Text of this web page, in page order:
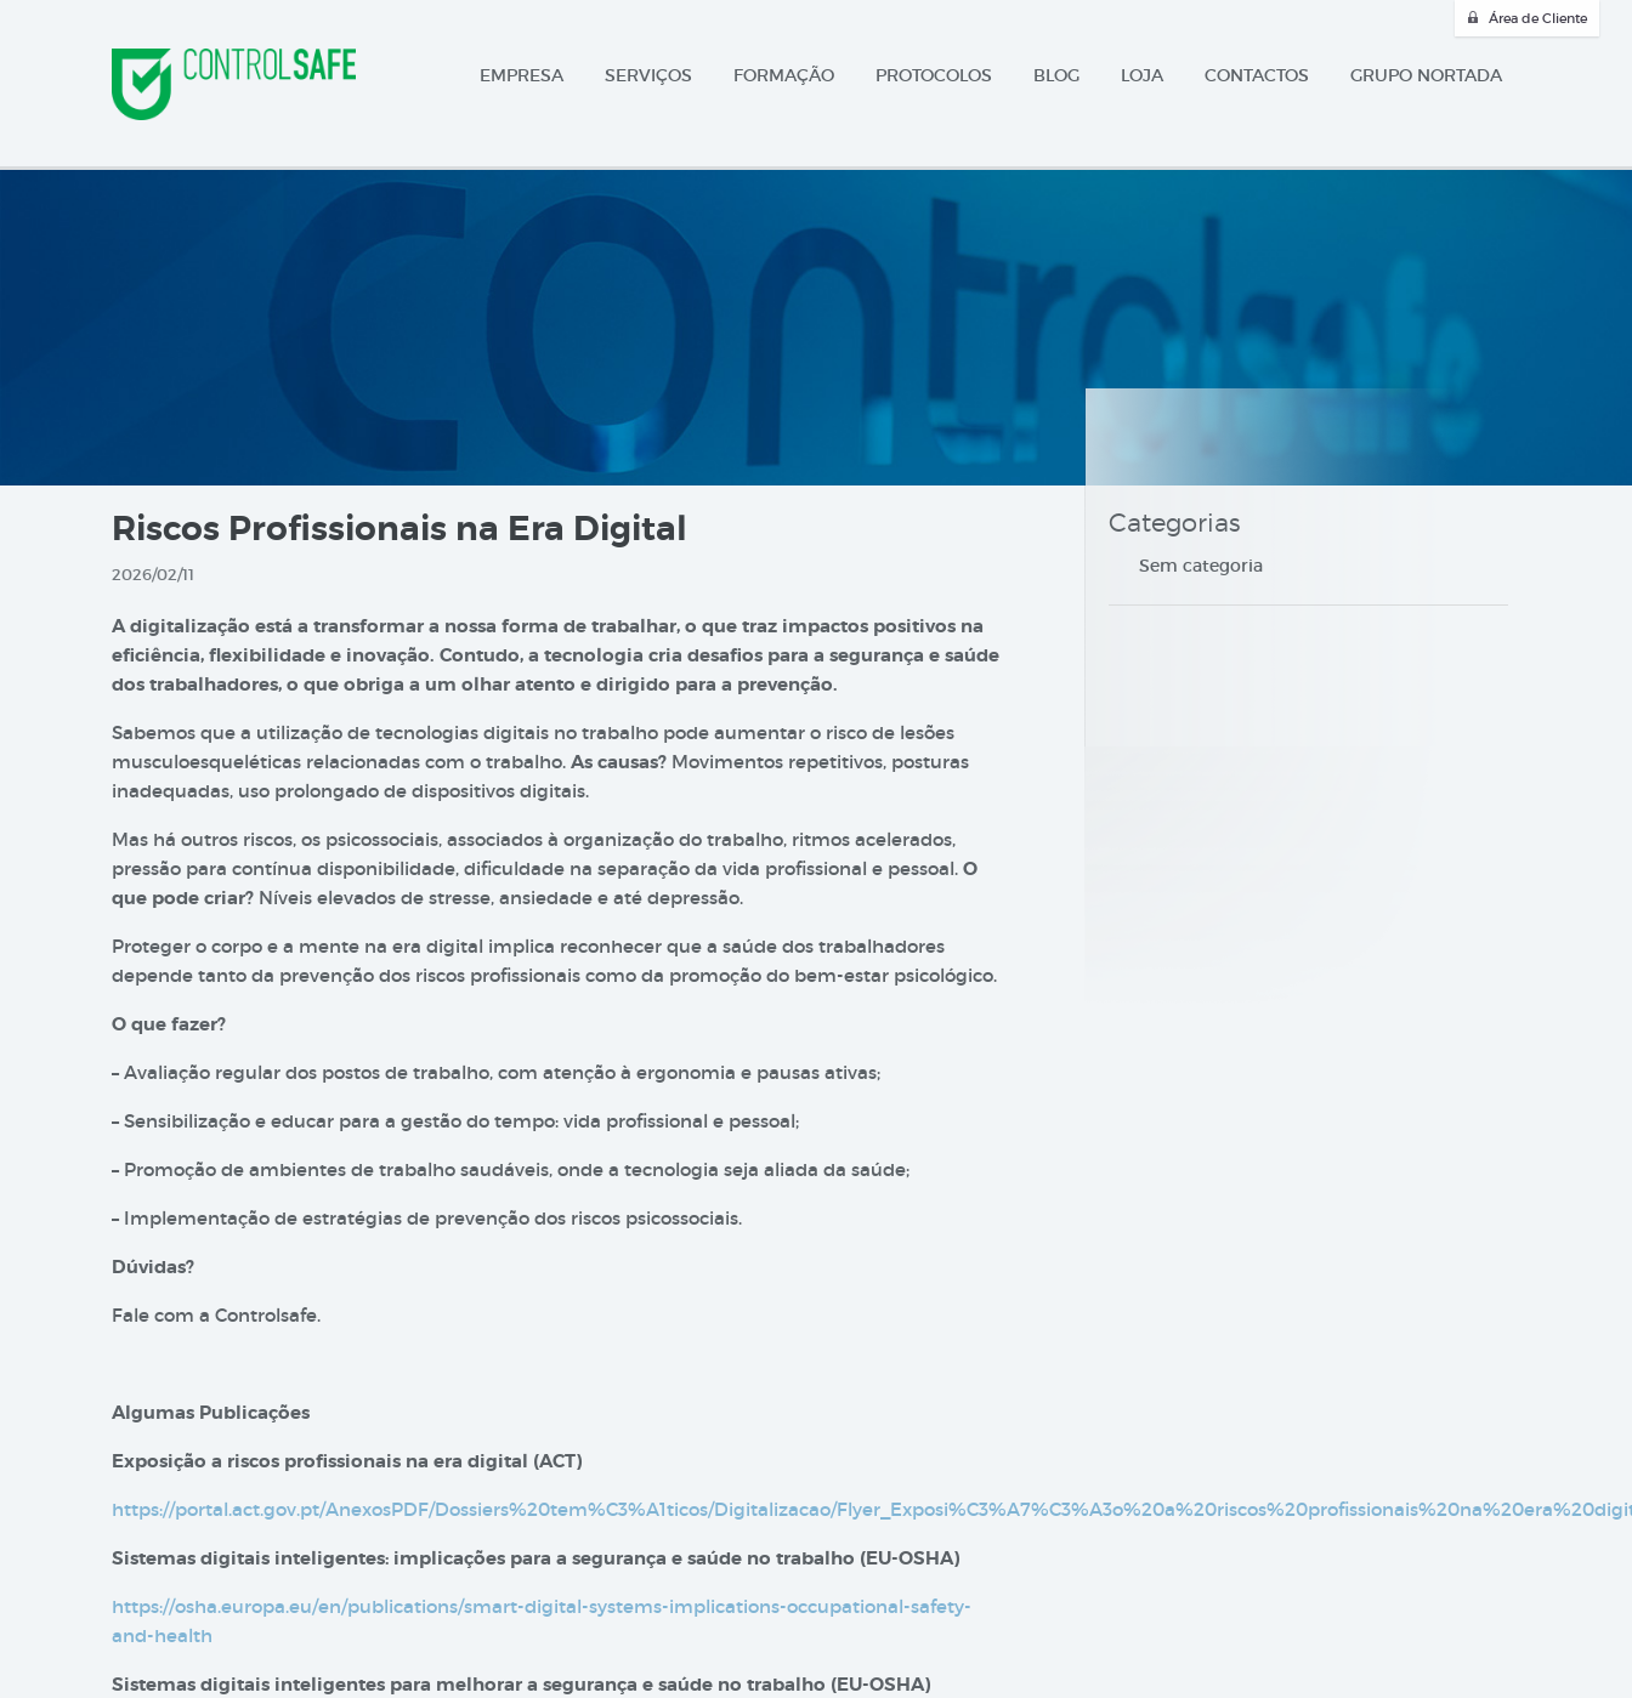
Área de Cliente
EMPRESA SERVIÇOS FORMAÇÃO PROTOCOLOS BLOG LOJA CONTACTOS GRUPO NORTADA
Riscos Profissionais na Era Digital
2026/02/11
A digitalização está a transformar a nossa forma de trabalhar, o que traz impactos positivos na
eficiência, flexibilidade e inovação. Contudo, a tecnologia cria desafios para a segurança e saúde
dos trabalhadores, o que obriga a um olhar atento e dirigido para a prevenção.
Sabemos que a utilização de tecnologias digitais no trabalho pode aumentar o risco de lesões
musculoesqueléticas relacionadas com o trabalho. As causas? Movimentos repetitivos, posturas
inadequadas, uso prolongado de dispositivos digitais.
Mas há outros riscos, os psicossociais, associados à organização do trabalho, ritmos acelerados,
pressão para contínua disponibilidade, dificuldade na separação da vida profissional e pessoal. O
que pode criar? Níveis elevados de stresse, ansiedade e até depressão.
Proteger o corpo e a mente na era digital implica reconhecer que a saúde dos trabalhadores
depende tanto da prevenção dos riscos profissionais como da promoção do bem-estar psicológico.
O que fazer?
– Avaliação regular dos postos de trabalho, com atenção à ergonomia e pausas ativas;
– Sensibilização e educar para a gestão do tempo: vida profissional e pessoal;
– Promoção de ambientes de trabalho saudáveis, onde a tecnologia seja aliada da saúde;
– Implementação de estratégias de prevenção dos riscos psicossociais.
Dúvidas?
Fale com a Controlsafe.
Algumas Publicações
Exposição a riscos profissionais na era digital​ (ACT)
https://portal.act.gov.pt/AnexosPDF/Dossiers%20tem%C3%A1ticos/Digitalizacao/
Sistemas digitais inteligentes: implicações para a segurança e saúde no trabalho (EU-OSHA)
https://osha.europa.eu/en/publications/smart-digital-systems-implications-occupational-safety-
and-health
Sistemas digitais inteligentes para melhorar a segurança e saúde no trabalho​​ (EU-OSHA)
Categorias
Sem categoria